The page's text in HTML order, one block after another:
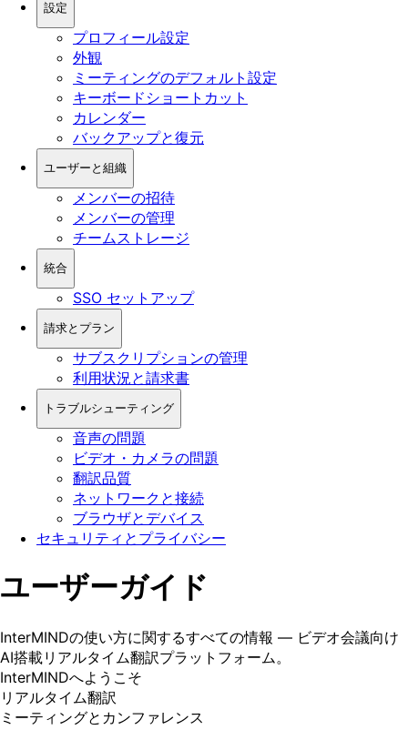
設定
プロフィール設定
外観
ミーティングのデフォルト設定
キーボードショートカット
カレンダー
バックアップと復元
ユーザーと組織
メンバーの招待
メンバーの管理
チームストレージ
統合
SSO セットアップ
請求とプラン
サブスクリプションの管理
利用状況と請求書
トラブルシューティング
音声の問題
ビデオ・カメラの問題
翻訳品質
ネットワークと接続
ブラウザとデバイス
セキュリティとプライバシー
ユーザーガイド
InterMINDの使い方に関するすべての情報 — ビデオ会議向け
AI搭載リアルタイム翻訳プラットフォーム。
InterMINDへようこそ
リアルタイム翻訳
ミーティングとカンファレンス